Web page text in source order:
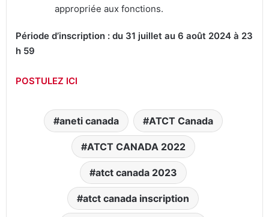
appropriée aux fonctions.
Période d’inscription : du 31 juillet au 6 août 2024 à 23
h 59
POSTULEZ ICI
aneti canada ATCT Canada
ATCT CANADA 2022
atct canada 2023
atct canada inscription